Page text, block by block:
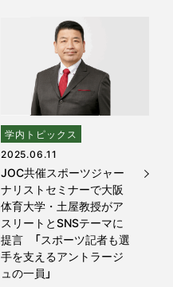
学内トピックス
2025.06.11
JOC共催スポーツジャー
ナリストセミナーで大阪
体育大学・土屋教授がア
スリートとSNSテーマに
提言 「スポーツ記者も選
手を支えるアントラージ
ュの一員」